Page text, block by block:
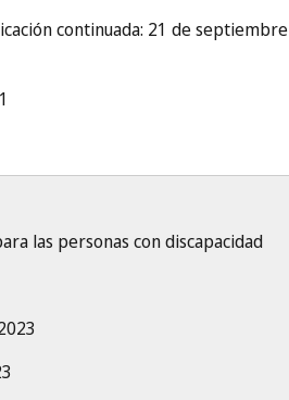
continuada: 21 de septiembre
las personas con discapacidad